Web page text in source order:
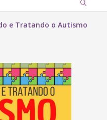
e Tratando o Autismo